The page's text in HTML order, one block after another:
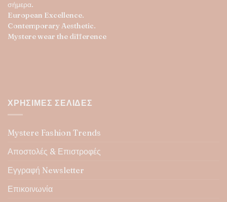
σήμερα.
European Excellence.
Contemporary Aesthetic.
Mystere wear the difference
ΧΡΉΣΙΜΕΣ ΣΕΛΊΔΕΣ
Mystere Fashion Trends
Αποστολές & Επιστροφές
Εγγραφή Newsletter
Επικοινωνία